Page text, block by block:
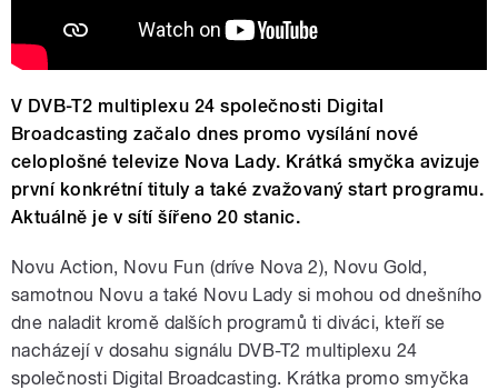
V DVB-T2 multiplexu 24 společnosti Digital
Broadcasting začalo dnes promo vysílání nové
celoplošné televize Nova Lady. Krátká smyčka avizuje
první konkrétní tituly a také zvažovaný start programu.
Aktuálně je v sítí šířeno 20 stanic.
Novu Action, Novu Fun (dríve Nova 2), Novu Gold,
samotnou Novu a také Novu Lady si mohou od dnešního
dne naladit kromě dalších programů ti diváci, kteří se
nacházejí v dosahu signálu DVB-T2 multiplexu 24
společnosti Digital Broadcasting. Krátka promo smyčka